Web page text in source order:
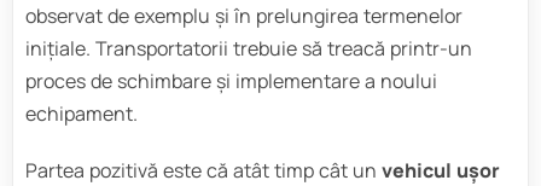
observat de exemplu și în prelungirea termenelor
inițiale. Transportatorii trebuie să treacă printr-un
proces de schimbare și implementare a noului
echipament.
Partea pozitivă este că atât timp cât un vehicul ușor